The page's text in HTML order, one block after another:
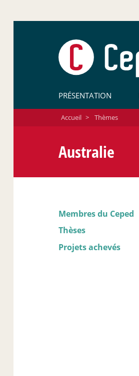
PRÉSENTATION
Accueil > Thèmes
Australie
Membres du Ceped
Thèses
Projets achevés